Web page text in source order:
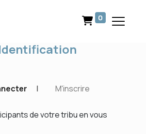
0
| M'inscrire
de votre tribu en vous